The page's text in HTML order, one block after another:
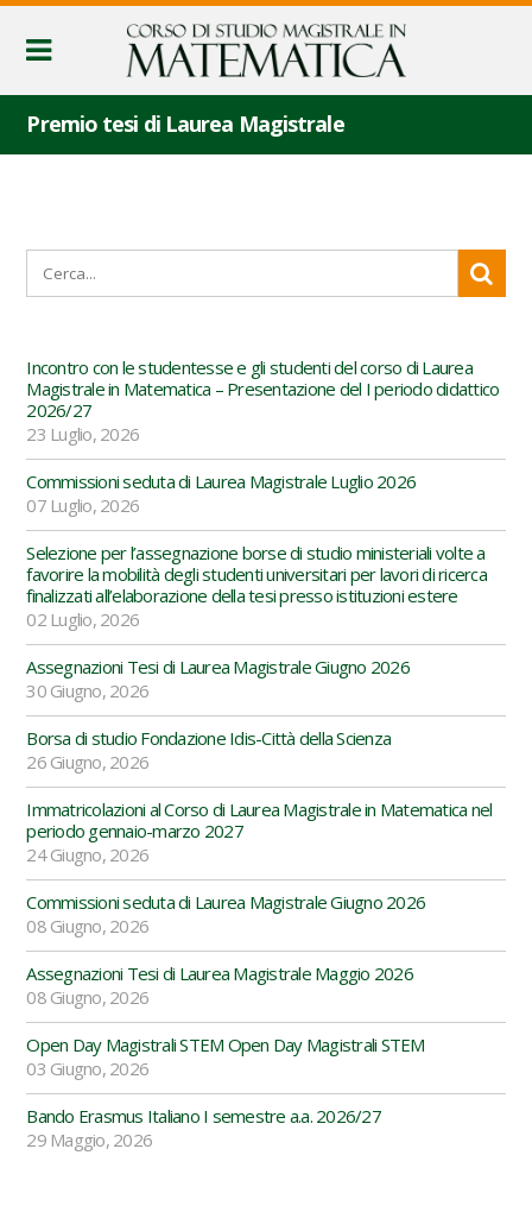
Premio tesi di Laurea Magistrale
Incontro con le studentesse e gli studenti del corso di Laurea
Magistrale in Matematica – Presentazione del I periodo didattico
2026/27
23 Luglio, 2026
Commissioni seduta di Laurea Magistrale Luglio 2026
07 Luglio, 2026
Selezione per l’assegnazione borse di studio ministeriali volte a
favorire la mobilità degli studenti universitari per lavori di ricerca
finalizzati all’elaborazione della tesi presso istituzioni estere
02 Luglio, 2026
Assegnazioni Tesi di Laurea Magistrale Giugno 2026
30 Giugno, 2026
Borsa di studio Fondazione Idis-Città della Scienza
26 Giugno, 2026
Immatricolazioni al Corso di Laurea Magistrale in Matematica nel
periodo gennaio-marzo 2027
24 Giugno, 2026
Commissioni seduta di Laurea Magistrale Giugno 2026
08 Giugno, 2026
Assegnazioni Tesi di Laurea Magistrale Maggio 2026
08 Giugno, 2026
Open Day Magistrali STEM Open Day Magistrali STEM
03 Giugno, 2026
Bando Erasmus Italiano I semestre a.a. 2026/27
29 Maggio, 2026